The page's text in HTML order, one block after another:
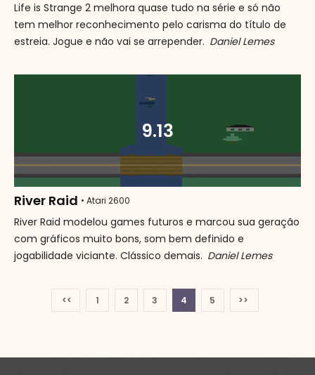
Life is Strange 2 melhora quase tudo na série e só não
tem melhor reconhecimento pelo carisma do título de
estreia. Jogue e não vai se arrepender. Daniel Lemes
9.13
River Raid • Atari 2600
River Raid modelou games futuros e marcou sua geração
com gráficos muito bons, som bem definido e
jogabilidade viciante. Clássico demais. Daniel Lemes
<< 1 2 3 4 5 >>